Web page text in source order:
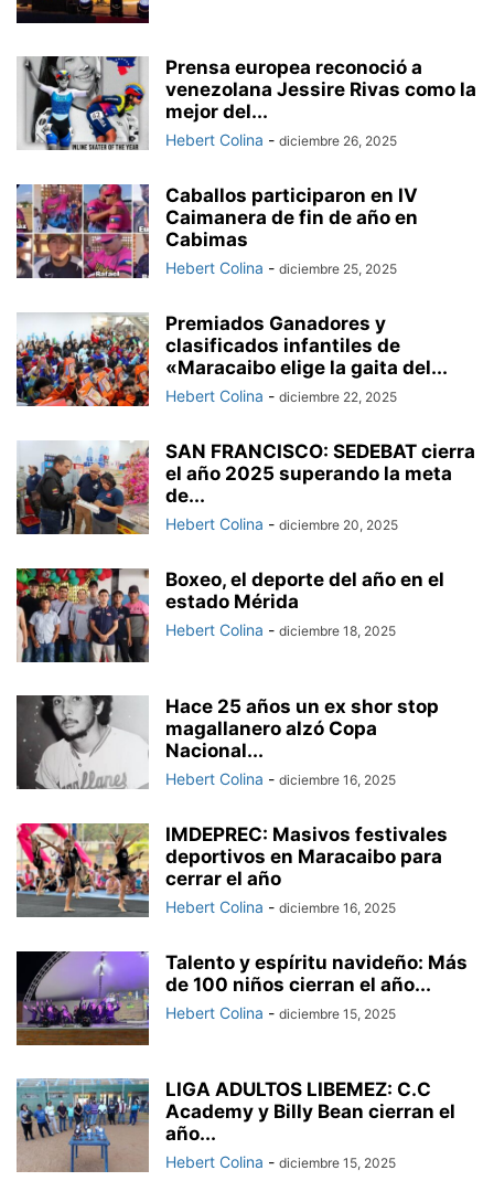
Prensa europea reconoció a
venezolana Jessire Rivas como la
mejor del...
Hebert Colina - diciembre 26, 2025
Caballos participaron en IV
Caimanera de fin de año en
Cabimas
Hebert Colina - diciembre 25, 2025
Premiados Ganadores y
clasificados infantiles de
«Maracaibo elige la gaita del...
Hebert Colina - diciembre 22, 2025
SAN FRANCISCO: SEDEBAT cierra
el año 2025 superando la meta
de...
Hebert Colina - diciembre 20, 2025
Boxeo, el deporte del año en el
estado Mérida
Hebert Colina - diciembre 18, 2025
Hace 25 años un ex shor stop
magallanero alzó Copa
Nacional...
Hebert Colina - diciembre 16, 2025
IMDEPREC: Masivos festivales
deportivos en Maracaibo para
cerrar el año
Hebert Colina - diciembre 16, 2025
Talento y espíritu navideño: Más
de 100 niños cierran el año...
Hebert Colina - diciembre 15, 2025
LIGA ADULTOS LIBEMEZ: C.C
Academy y Billy Bean cierran el
año...
Hebert Colina - diciembre 15, 2025